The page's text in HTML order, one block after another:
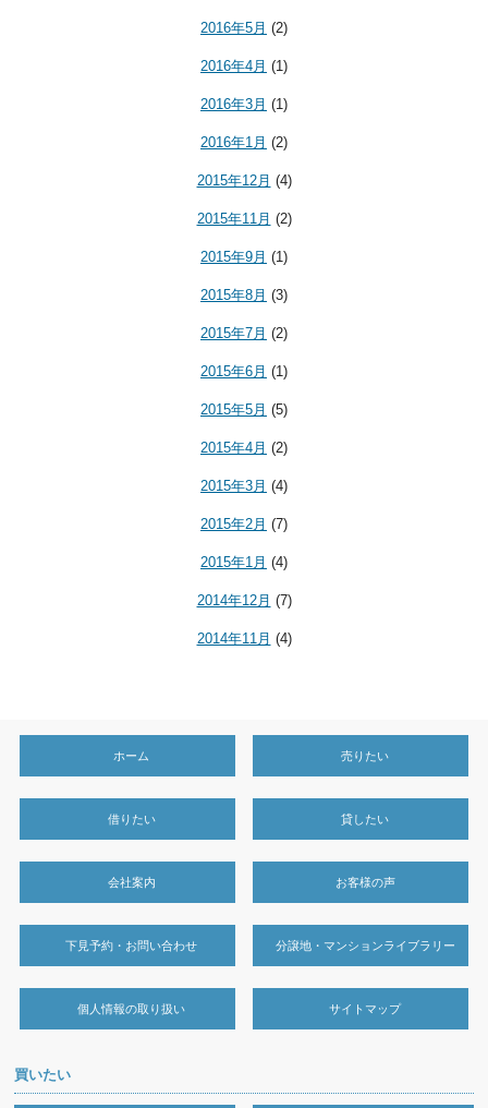
2016年5月 (2)
2016年4月 (1)
2016年3月 (1)
2016年1月 (2)
2015年12月 (4)
2015年11月 (2)
2015年9月 (1)
2015年8月 (3)
2015年7月 (2)
2015年6月 (1)
2015年5月 (5)
2015年4月 (2)
2015年3月 (4)
2015年2月 (7)
2015年1月 (4)
2014年12月 (7)
2014年11月 (4)
ホーム 売りたい
借りたい 貸したい
会社案内 お客様の声
下見予約・お問い合わせ 分譲地・マンションライブラリー
個人情報の取り扱い サイトマップ
買いたい